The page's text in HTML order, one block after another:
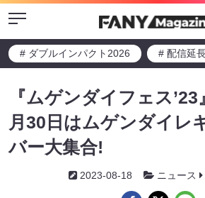
Menu
# ダブルインパクト2026 # 配信延
『ムゲンダイフェス
月30日はムゲンダイレ
バー大集合!
2023-08-18 ニュース